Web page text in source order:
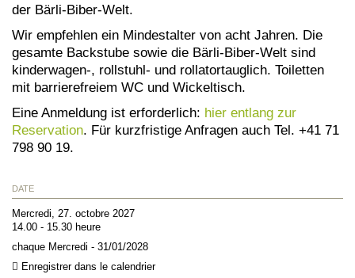
der Bärli-Biber-Welt.
Wir empfehlen ein Mindestalter von acht Jahren. Die
gesamte Backstube sowie die Bärli-Biber-Welt sind
kinderwagen-, rollstuhl- und rollatortauglich. Toiletten
mit barrierefreiem WC und Wickeltisch.
Eine Anmeldung ist erforderlich: hier entlang zur
Reservation . Für kurzfristige Anfragen auch Tel. +41 71
798 90 19.
DATE
Mercredi, 27. octobre 2027
14.00 - 15.30 heure
chaque Mercredi - 31/01/2028
Enregistrer dans le calendrier